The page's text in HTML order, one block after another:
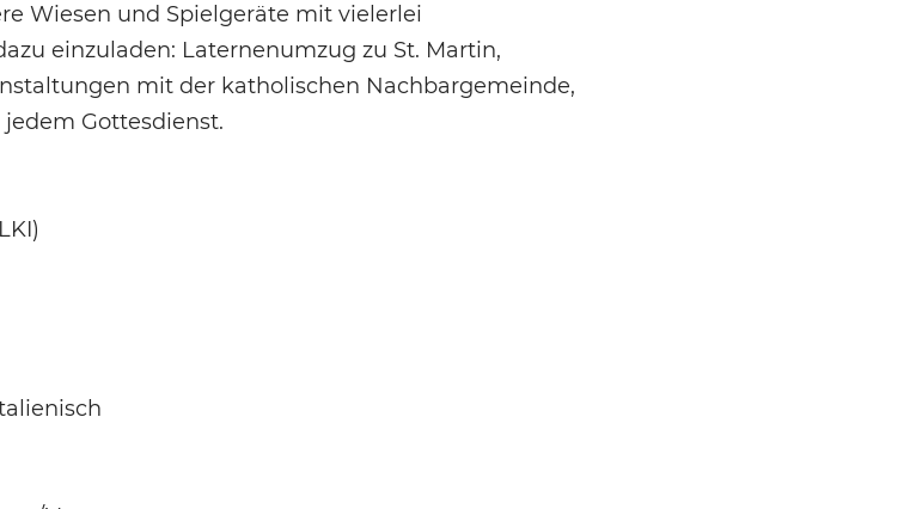
Wiesen und Spielgeräte mit vielerlei
einzuladen: Laternenumzug zu St. Martin,
mit der katholischen Nachbargemeinde,
Gottesdienst.